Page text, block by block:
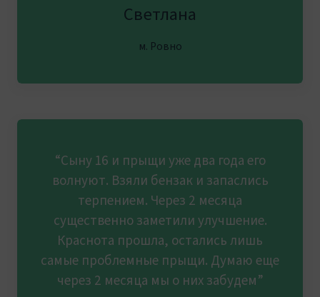
Светлана
м. Ровно
“Сыну 16 и прыщи уже два года его
волнуют. Взяли бензак и запаслись
терпением. Через 2 месяца
существенно заметили улучшение.
Краснота прошла, остались лишь
самые проблемные прыщи. Думаю еще
через 2 месяца мы о них забудем”